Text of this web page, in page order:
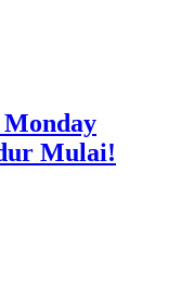
Mulai!